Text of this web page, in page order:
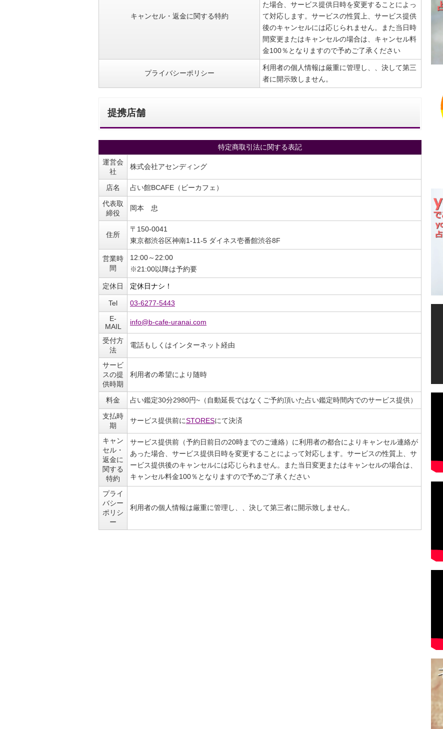
キャンセル・返金に関する特約
た場合、サービス提供日時を変更することによっ
て対応します。サービスの性質上、サービス提供
後のキャンセルには応じられません。また当日時
間変更またはキャンセルの場合は、キャンセル料
金100％となりますので予めご了承ください
プライバシーポリシー
利用者の個人情報は厳重に管理し、、決して第三
者に開示致しません。
提携店舗
特定商取引法に関する表記
運営会
社
株式会社アセンディング
店名
占い館BCAFE（ビーカフェ）
代表取
締役
岡本 忠
住所
〒150-0041
東京都渋谷区神南1-11-5 ダイネス壱番館渋谷8F
営業時
間
12:00～22:00
※21:00以降は予約要
定休日 定休日ナシ！
Tel
03-6277-5443
E-
MAIL
info@b-cafe-uranai.com
受付方
法
電話もしくはインターネット経由
サービ
スの提
供時期
利用者の希望により随時
料金
占い鑑定30分2980円~（自動延長ではなくご予約頂いた占い鑑定時間内でのサービス提供）
支払時
期
サービス提供前にSTORESにて決済
キャン
セル・
返金に
関する
特約
サービス提供前（予約日前日の20時までのご連絡）に利用者の都合によりキャンセル連絡が
あった場合、サービス提供日時を変更することによって対応します。サービスの性質上、サ
ービス提供後のキャンセルには応じられません。また当日変更またはキャンセルの場合は、
キャンセル料金100％となりますので予めご了承ください
プライ
バシー
ポリシ
ー
利用者の個人情報は厳重に管理し、、決して第三者に開示致しません。